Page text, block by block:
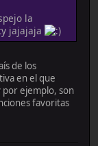
la
jajajaja
de los
en el que
por ejemplo, son
favoritas